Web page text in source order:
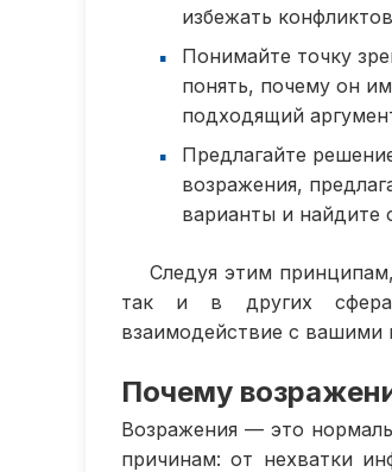
избежать
Понимайте точку
понять, почему он
подходящий
Предлагайте
возражения,
варианты и найдите
Следуя этим
так и в других сферах
взаимодействие с вашими
Почему
Возражения — это
причинам: от нехватки